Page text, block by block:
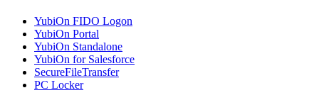
YubiOn FIDO Logon
YubiOn Portal
YubiOn Standalone
YubiOn for Salesforce
SecureFileTransfer
PC Locker